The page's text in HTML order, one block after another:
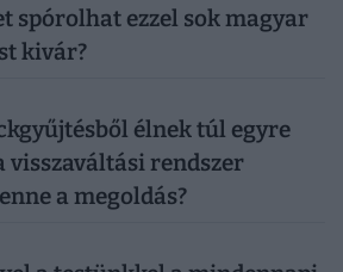
spórolhat ezzel sok magyar
kivár?
élnek túl egyre
visszaváltási rendszer
a megoldás?